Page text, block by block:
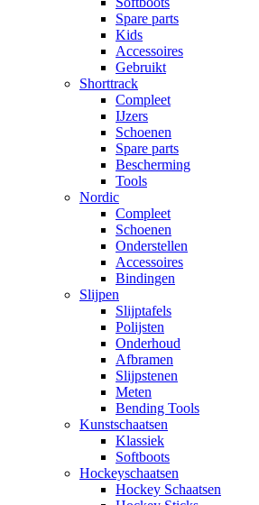
Spare parts
Kids
Accessoires
Gebruikt
Shorttrack
Compleet
IJzers
Schoenen
Spare parts
Bescherming
Tools
Nordic
Compleet
Schoenen
Onderstellen
Accessoires
Bindingen
Slijpen
Slijptafels
Polijsten
Onderhoud
Afbramen
Slijpstenen
Meten
Bending Tools
Kunstschaatsen
Klassiek
Softboots
Hockeyschaatsen
Hockey Schaatsen